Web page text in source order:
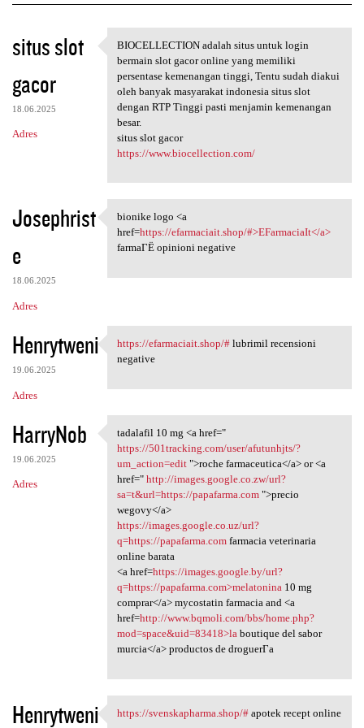
K
o
m
e
n
z
situs slot
gacor
18.06.2025
Adres
BIOCELLECTION adalah situs
BIOCELLECTION adalah situs untuk login
bermain slot gacor online yang memiliki
persentase kemenangan tinggi, Tentu sudah diakui
oleh banyak masyarakat indonesia situs slot
dengan RTP Tinggi pasti menjamin kemenangan
besar.
situs slot gacor
https://www.biocellection.com/
Josephrist
e
18.06.2025
Adres
bionike logo <a href=https:/
bionike logo <a
href=https://efarmaciait.shop/#>EFarmaciaIt</a>
farmaГЁ opinioni negative
Henrytweni
19.06.2025
Adres
https://efarmaciait.shop/#
https://efarmaciait.shop/#lubrimil recensioni
negative
HarryNob
19.06.2025
Adres
tadalafil 10 mg <a href="
tadalafil 10 mg <a href="
https://501tracking.com/user/afutunhjts/?
um_action=edit">roche farmaceutica</a> or <a
href=" http://images.google.co.zw/url?
sa=t&url=https://papafarma.com">precio
wegovy</a>
https://images.google.co.uz/url?
q=https://papafarma.comfarmacia veterinaria
online barata
<a href=https://images.google.by/url?
q=https://papafarma.com>melatonina10 mg
comprar</a> mycostatin farmacia and <a
href=http://www.bqmoli.com/bbs/home.php?
mod=space&uid=83418>laboutique del sabor
murcia</a> productos de droguerГ­a
Henrytweni https://svenskapharma.shop/#apotek recept online